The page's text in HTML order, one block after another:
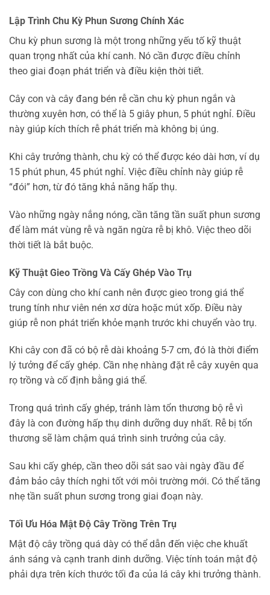
Lập Trình Chu Kỳ Phun Sương Chính Xác
Chu kỳ phun sương là một trong những yếu tố kỹ thuật
quan trọng nhất của khí canh. Nó cần được điều chỉnh
theo giai đoạn phát triển và điều kiện thời tiết.
Cây con và cây đang bén rễ cần chu kỳ phun ngắn và
thường xuyên hơn, có thể là 5 giây phun, 5 phút nghỉ. Điều
này giúp kích thích rễ phát triển mà không bị úng.
Khi cây trưởng thành, chu kỳ có thể được kéo dài hơn, ví dụ
15 phút phun, 45 phút nghỉ. Việc điều chỉnh này giúp rễ
“đói” hơn, từ đó tăng khả năng hấp thụ.
Vào những ngày nắng nóng, cần tăng tần suất phun sương
để làm mát vùng rễ và ngăn ngừa rễ bị khô. Việc theo dõi
thời tiết là bắt buộc.
Kỹ Thuật Gieo Trồng Và Cấy Ghép Vào Trụ
Cây con dùng cho khí canh nên được gieo trong giá thể
trung tính như viên nén xơ dừa hoặc mút xốp. Điều này
giúp rễ non phát triển khỏe mạnh trước khi chuyển vào trụ.
Khi cây con đã có bộ rễ dài khoảng 5-7 cm, đó là thời điểm
lý tưởng để cấy ghép. Cần nhẹ nhàng đặt rễ cây xuyên qua
rọ trồng và cố định bằng giá thể.
Trong quá trình cấy ghép, tránh làm tổn thương bộ rễ vì
đây là con đường hấp thụ dinh dưỡng duy nhất. Rễ bị tổn
thương sẽ làm chậm quá trình sinh trưởng của cây.
Sau khi cấy ghép, cần theo dõi sát sao vài ngày đầu để
đảm bảo cây thích nghi tốt với môi trường mới. Có thể tăng
nhẹ tần suất phun sương trong giai đoạn này.
Tối Ưu Hóa Mật Độ Cây Trồng Trên Trụ
Mật độ cây trồng quá dày có thể dẫn đến việc che khuất
ánh sáng và cạnh tranh dinh dưỡng. Việc tính toán mật độ
phải dựa trên kích thước tối đa của lá cây khi trưởng thành.